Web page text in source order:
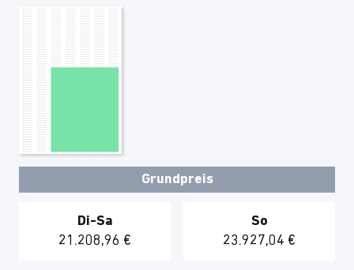
Grundpreis
Di-Sa
21.208,96 €
So
23.927,04 €